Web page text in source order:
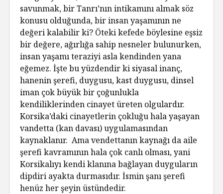
savunmak, bir Tanrı’nın intikamını almak söz
konusu olduğunda, bir insan yaşamının ne
değeri kalabilir ki? Öteki kefede böylesine eşsiz
bir değere, ağırlığa sahip nesneler bulunurken,
insan yaşamı teraziyi asla kendinden yana
eğemez. İşte bu yüzdendir ki siyasal inanç,
hanenin şerefi, duygusu, kast duygusu, dinsel
iman çok büyük bir çoğunlukla
kendiliklerinden cinayet üreten olgulardır.
Korsika’daki cinayetlerin çokluğu hala yaşayan
vandetta (kan davası) uygulamasından
kaynaklanır. Ama vendettanın kaynağı da aile
şerefi kavramının hala çok canlı olması, yani
Korsikalıyı kendi klanına bağlayan duyguların
dipdiri ayakta durmasıdır. İsmin şanı şerefi
henüz her şeyin üstündedir.